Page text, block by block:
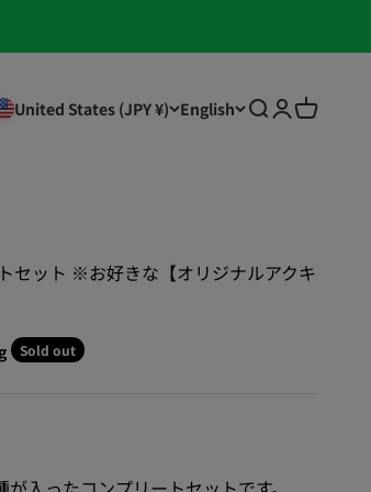
United States (JPY ¥) English Open search
OpenOpen
セット ※お好きな【オリジナルアクキ
Sold out